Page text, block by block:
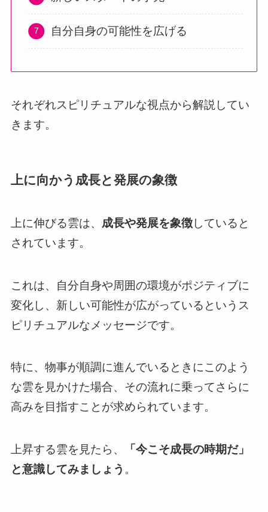
自分自身の可能性を広げる
それぞれスピリチュアルな視点から解説してい
きます。
上に向かう成長と発展の象徴
上に伸びる雲は、 成長や発展を象徴していると
されています。
これは、自分自身や周囲の環境がポジティブに
変化し、新しい可能性が広がっているというス
ピリチュアルなメッセージです。
特に、物事が順調に進んでいるときにこのよう
な雲を見かけた場合、その流れに乗ってさらに
高みを目指すことが求められています。
上昇する雲を見たら、
「今こそ成長の時期だ」
と意識してみましょう 。